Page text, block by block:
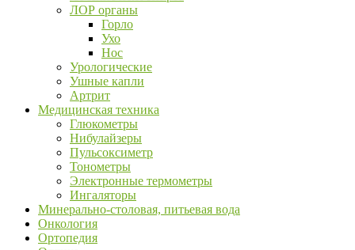
ЛОР органы
Горло
Ухо
Нос
Урологические
Ушные капли
Артрит
Медицинская техника
Глюкометры
Нибулайзеры
Пульсоксиметр
Тонометры
Электронные термометры
Ингаляторы
Минерально-столовая, питьевая вода
Онкология
Ортопедия